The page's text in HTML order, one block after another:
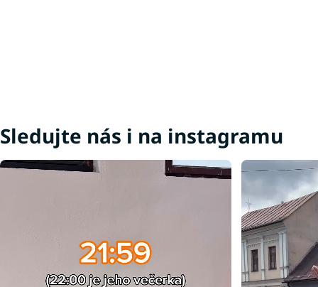
Sledujte nás i na instagramu